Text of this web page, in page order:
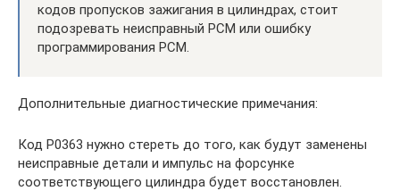
кодов пропусков зажигания в цилиндрах, стоит
подозревать неисправный PCM или ошибку
программирования PCM.
Дополнительные диагностические примечания:
Код P0363 нужно стереть до того, как будут заменены
неисправные детали и импульс на форсунке
соответствующего цилиндра будет восстановлен.